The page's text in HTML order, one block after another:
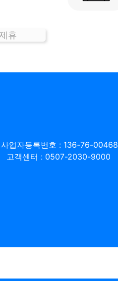
휴
사업자등록번호 : 136-76-00468
고객센터 : 0507-2030-9000